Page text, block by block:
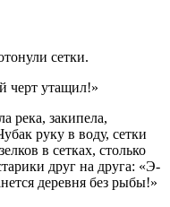
сетки.
черт утащил!»
река, закипела,
руку в воду, сетки
в сетках, столько
друг на друга: «Э-
деревня без рыбы!»